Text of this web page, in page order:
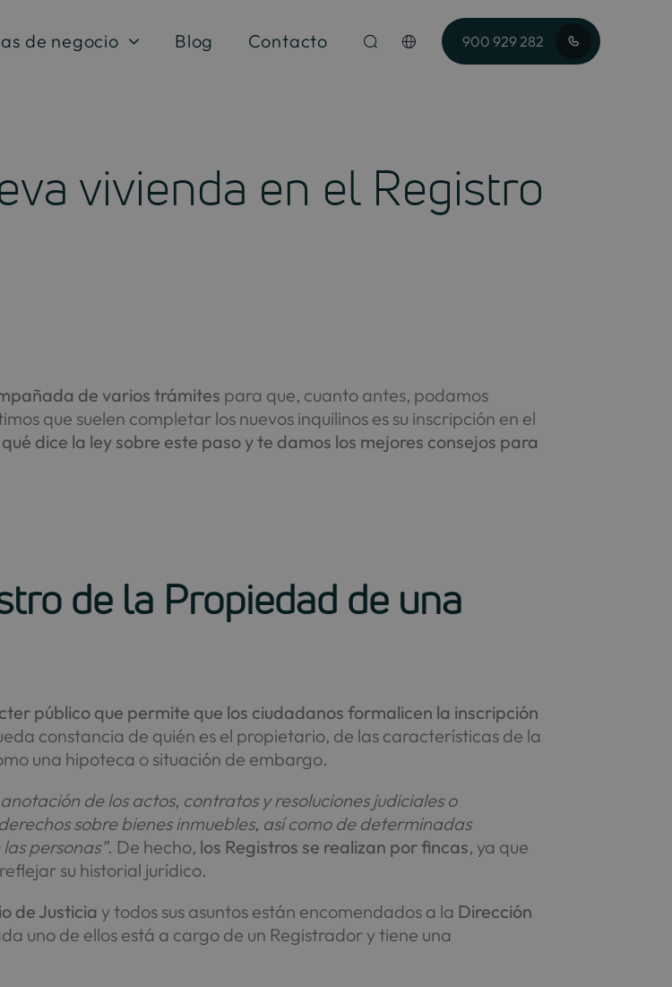
de negocio Blog Contacto 900 929 282
vivienda en el Registro
de varios trámites para que, cuanto antes, podamos
que suelen completar los nuevos inquilinos es su inscripción en el
dice la ley sobre este paso y te damos los mejores consejos para
de la Propiedad de una
público que permite que los ciudadanos formalicen la inscripción
constancia de quién es el propietario, de las características de la
una hipoteca o situación de embargo.
de los actos, contratos y resoluciones judiciales o
sobre bienes inmuebles, así como de determinadas
personas”. De hecho, los Registros se realizan por fincas, ya que
su historial jurídico.
de Justicia y todos sus asuntos están encomendados a la Dirección
uno de ellos está a cargo de un Registrador y tiene una